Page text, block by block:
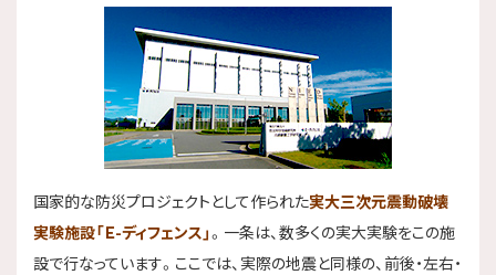
国家的な防災プロジェクトとして作られた実大三次元震動破壊
実験施設「Ｅ-ディフェンス」。一条は、数多くの実大実験をこの施
設で行なっています。ここでは、実際の地震と同様の、前後・左右・